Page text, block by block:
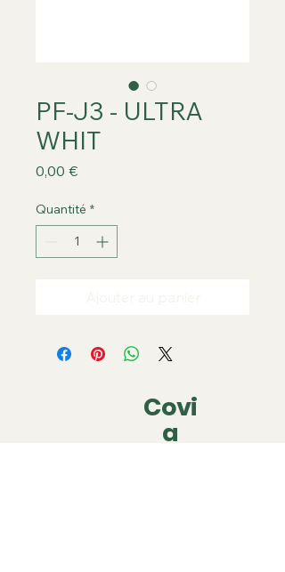
PF-J3 - ULTRA
WHIT
0,00 €Prix
Quantité *
Covi
a